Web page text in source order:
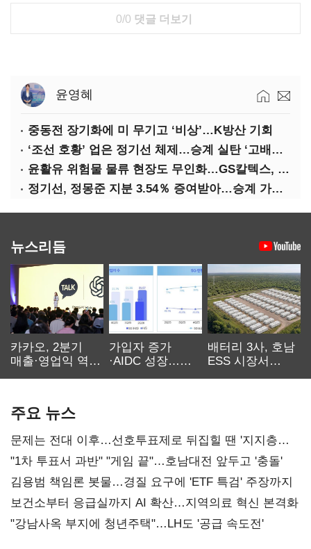
0/0 댓글 더보기
윤영혜
중동전 장기화에 미 무기고 ‘비상’…K방산 기회
‘조선 호황’ 업은 정기선 체제…승계 실탄 ‘고배당’ 주목
윤활유 위험물 물류 현장도 무인화…GS칼텍스, 디지털 전환 가속
정기선, 정몽준 지분 3.54％ 증여받아…승계 가속화
뉴스리듬
카카오, 2분기
매출·영업익 역대
가입자 증가
·AIDC 성장…
배터리 3사, 호남
ESS 시장서
주요 뉴스
문제는 전대 이후…선호투표제로 뒤집힐 땐 '지지층
불복'
"1차 투표서 과반" "게임 끝"…호남대전 앞두고 '충돌'
김용범 책임론 봇물…경질 요구에 'ETF 특검' 주장까지
보건소부터 응급실까지 AI 확산…지역의료 혁신 본격화
"강남사옥 부지에 청년주택"…LH도 '공급 속도전'